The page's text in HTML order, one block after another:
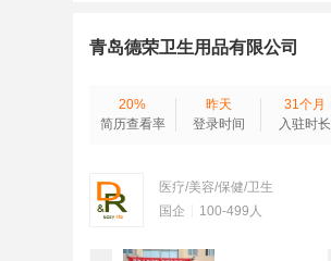
青岛德荣卫生用品有限公司
20%
简历查看率
昨天
登录时间
31个月
入驻时长
医疗/美容/保健/卫生
国企
100-499人